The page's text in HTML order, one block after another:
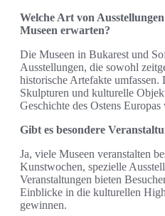
Welche Art von
Museen erwarten?
Die Museen in Bukarest und
Ausstellungen, die sowohl
historische Artefakte umfassen.
Skulpturen und kulturelle
Geschichte des Ostens
Gibt es besondere
Ja, viele Museen veranstalten
Kunstwochen, spezielle
Veranstaltungen bieten
Einblicke in die kulturellen
gewinnen.